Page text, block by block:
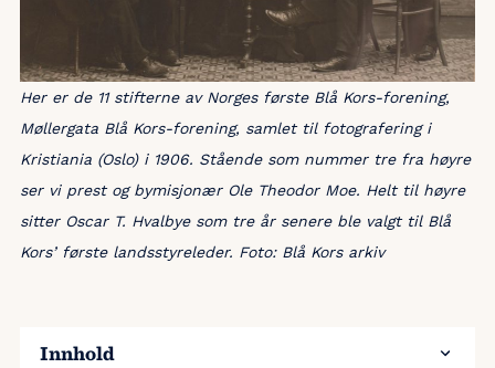
Her er de 11 stifterne av Norges første Blå Kors-forening,
Møllergata Blå Kors-forening, samlet til fotografering i
Kristiania (Oslo) i 1906. Stående som nummer tre fra høyre
ser vi prest og bymisjonær Ole Theodor Moe. Helt til høyre
sitter Oscar T. Hvalbye som tre år senere ble valgt til Blå
Kors’ første landsstyreleder. Foto: Blå Kors arkiv
Innhold